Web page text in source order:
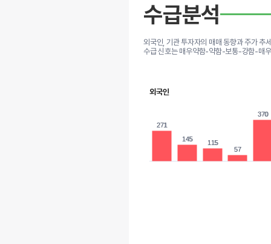
수급분석
외국인, 기관 투자자의 매매 동향과 주가 추
수급 신호는 매우약함-약함-보통-강함-매
외국인
271
271
145
145 115
115
57
57
370
370